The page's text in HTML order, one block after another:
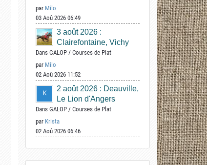
par Milo
03 Aoû 2026 06:49
3 août 2026 :
Clairefontaine, Vichy
Dans GALOP / Courses de Plat
par Milo
02 Aoû 2026 11:52
2 août 2026 : Deauville,
Le Lion d'Angers
Dans GALOP / Courses de Plat
par Krista
02 Aoû 2026 06:46